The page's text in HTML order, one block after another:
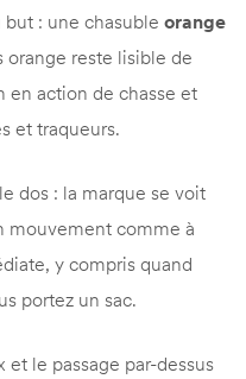
: une chasuble orange
reste lisible de
en action de chasse et
et traqueurs.
dos : la marque se voit
mouvement comme à
y compris quand
portez un sac.
le passage par-dessus